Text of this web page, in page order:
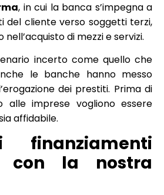
, in cui la banca s’impegna a
del cliente verso soggetti terzi,
di mezzi e servizi.
incerto come quello che
le banche hanno messo
dei prestiti. Prima di
alle imprese vogliono essere
affidabile.
con la nostra